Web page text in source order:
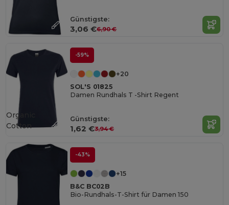
Günstigste:
3,06 €6,90 €
-59%
+20
SOL'S 01825
Damen Rundhals T -Shirt Regent
Günstigste:
1,62 €3,94 €
Organic
Cotton
-43%
+15
B&C BC02B
Bio-Rundhals-T-Shirt für Damen 150